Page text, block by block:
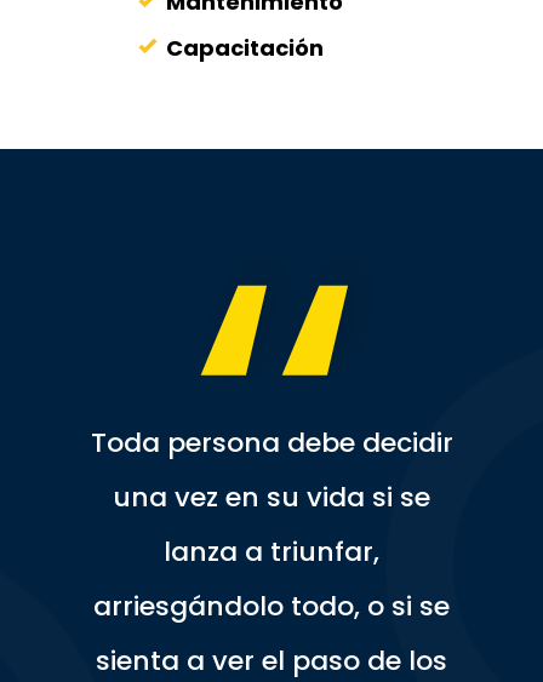
Capacitación
,,
Toda persona debe decidir
una vez en su vida si se
lanza a triunfar,
arriesgándolo todo, o si se
sienta a ver el paso de los